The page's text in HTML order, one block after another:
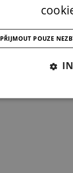
PŘIJMOUT POUZE